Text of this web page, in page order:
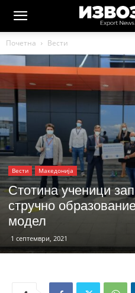
Почетна Вести
Вести Македонија
Стотина ученици
стручно
модел
1 септември, 2021